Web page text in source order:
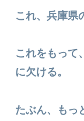
これ、兵庫県
これをもって
に欠ける。
たぶん、もっ